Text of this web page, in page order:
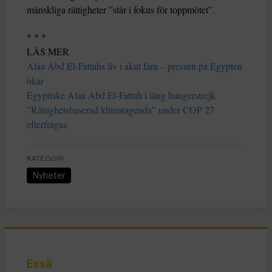
mänskliga rättigheter ”står i fokus för toppmötet”.
* * *
LÄS MER
Alaa Abd El-Fattahs liv i akut fara – pressen på Egypten
ökar
Egyptiske Alaa Abd El-Fattah i lång hungerstrejk
”Rättighetsbaserad klimatagenda” under COP 27
efterfrågas
KATEGORI
Nyheter
Essä